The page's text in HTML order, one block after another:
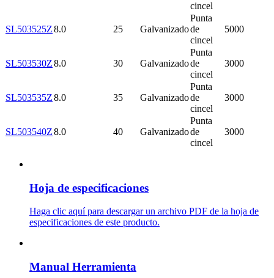
cincel
SL503525Z8.0 25 Galvanizado
Punta
de
cincel
5000
SL503530Z8.0 30 Galvanizado
Punta
de
cincel
3000
SL503535Z8.0 35 Galvanizado
Punta
de
cincel
3000
SL503540Z8.0 40 Galvanizado
Punta
de
cincel
3000
Hoja de especificaciones
Haga clic aquí para descargar un archivo PDF de la hoja de
especificaciones de este producto.
Manual Herramienta